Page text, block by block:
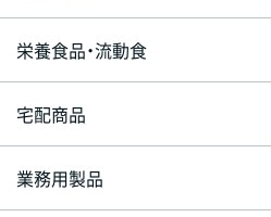
栄養食品・流動食
宅配商品
業務用製品